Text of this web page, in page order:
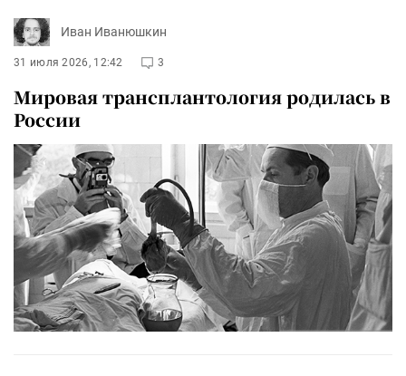
Иван Иванюшкин
31 июля 2026, 12:42 3
Мировая трансплантология родилась в
России